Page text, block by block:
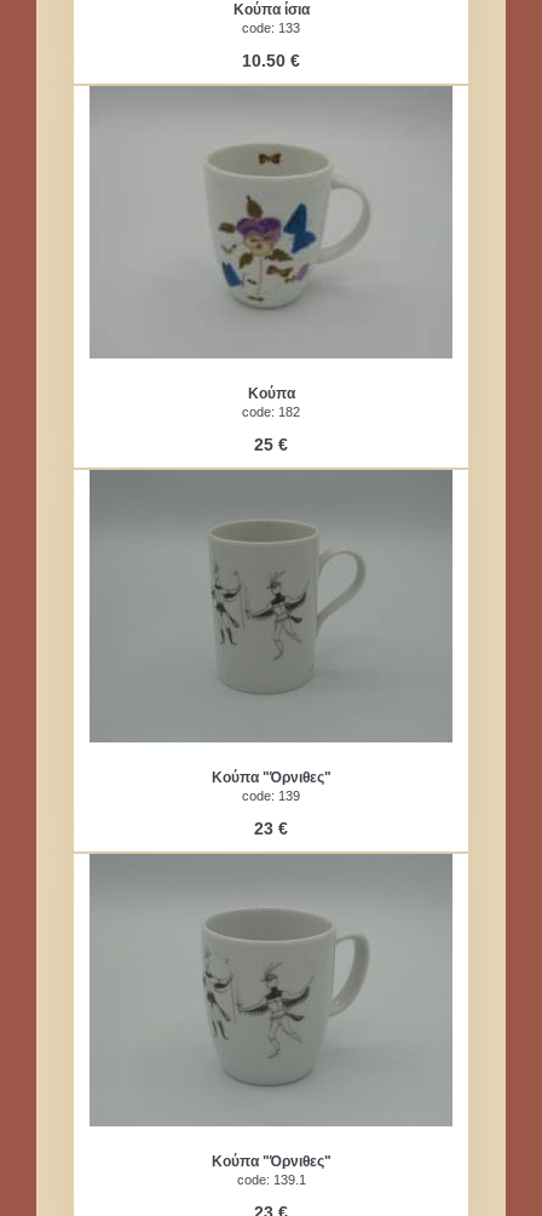
Κούπα ίσια
code: 133
10.50 €
Κούπα
code: 182
25 €
Κούπα "Όρνιθες"
code: 139
23 €
Κούπα "Όρνιθες"
code: 139.1